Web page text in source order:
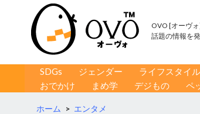
OVO [オーヴ
話題の情報を
コンテンツへ移動
SDGs ジェンダー ライフスタイル
おでかけ
まめ学 デジもの ペ
ホーム > エンタメ